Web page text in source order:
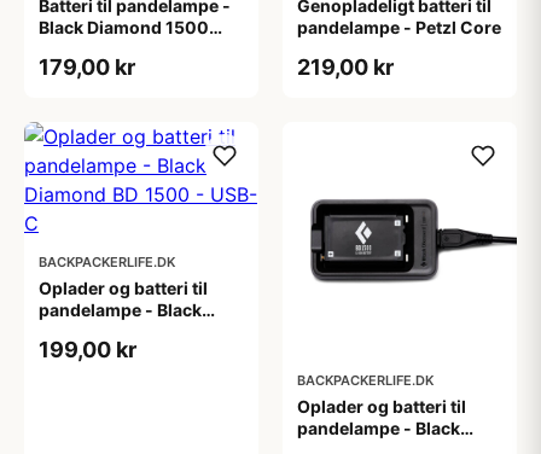
Batteri til pandelampe -
Black Diamond 1500
179,00 kr
Genopladeligt batteri til
pandelampe - Petzl Core
219,00 kr
BACKPACKERLIFE.DK
Oplader og batteri til
pandelampe - Black
USB-C
199,00 kr
BACKPACKERLIFE.DK
Oplader og batteri til
pandelampe - Black